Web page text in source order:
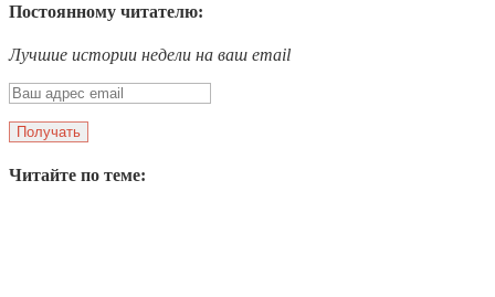
Постоянному читателю:
Лучшие истории недели на ваш email
Читайте по теме: